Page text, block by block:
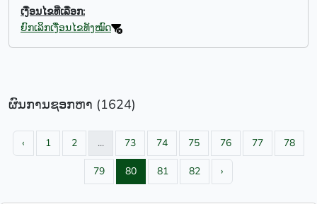
ເງື່ອນໄຂທີ່ເລືອກ:
ຍົກເລິກເງື່ອນໄຂທັງໝົດ
ຜົນການຊອກຫາ (1624)
‹ 1 2 ... 73 74 75 76 77 78
79 80 81 82 ›